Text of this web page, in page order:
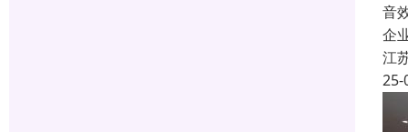
音
企
江
25-